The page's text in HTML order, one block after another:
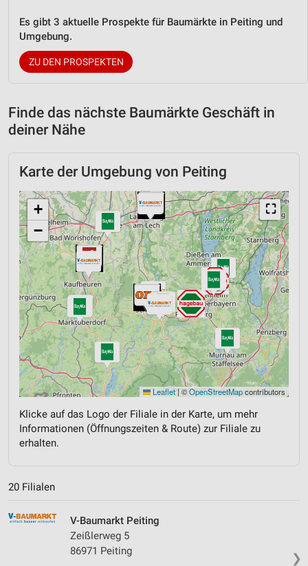
Es gibt 3 aktuelle Prospekte für Baumärkte in Peiting und
Umgebung.
ZU DEN PROSPEKTEN
Finde das nächste Baumärkte Geschäft in
deiner Nähe
Karte der Umgebung von Peiting
⛶
+
−
Leaflet|©OpenStreetMapcontributors
Klicke auf das Logo der Filiale in der Karte, um mehr
Informationen (Öffnungszeiten & Route) zur Filiale zu
erhalten.
20 Filialen
❯
V-Baumarkt Peiting
Zeißlerweg 5
86971 Peiting